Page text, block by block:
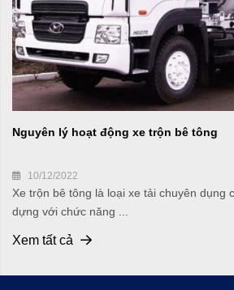
Nguyên lý hoạt động xe trộn bê tông
10/12/2022
Xe trộn bê tông là loại xe tải chuyên dụng
dựng với chức năng ...
Xem tất cả